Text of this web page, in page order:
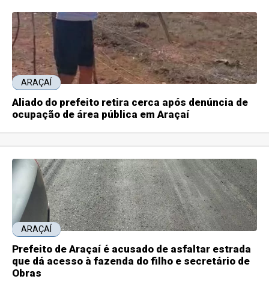
ARAÇAÍ
Aliado do prefeito retira cerca após denúncia de
ocupação de área pública em Araçaí
ARAÇAÍ
Prefeito de Araçaí é acusado de asfaltar estrada
que dá acesso à fazenda do filho e secretário de
Obras